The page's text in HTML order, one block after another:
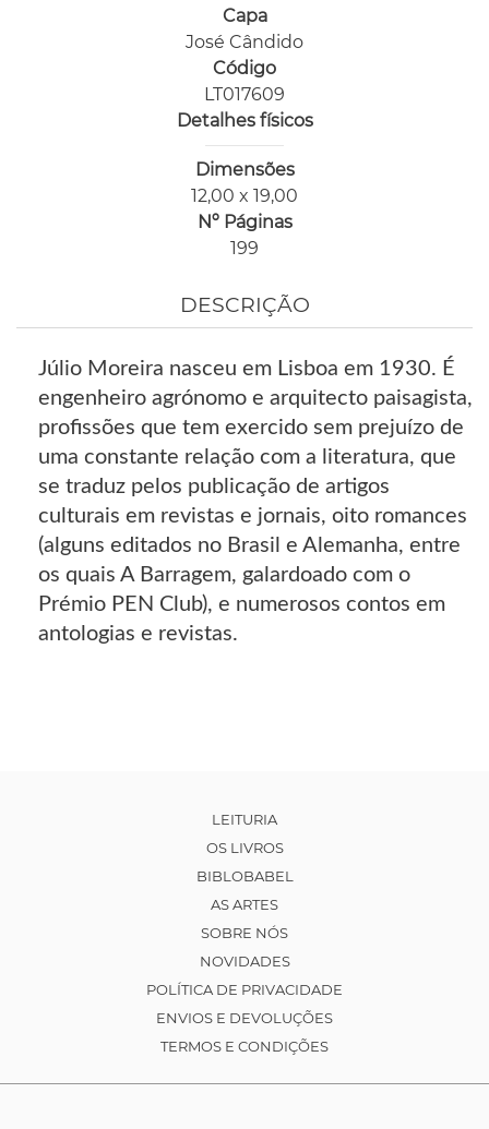
Capa
José Cândido
Código
LT017609
Detalhes físicos
Dimensões
12,00 x 19,00
Nº Páginas
199
DESCRIÇÃO
Júlio Moreira nasceu em Lisboa em 1930. É
engenheiro agrónomo e arquitecto paisagista,
profissões que tem exercido sem prejuízo de
uma constante relação com a literatura, que
se traduz pelos publicação de artigos
culturais em revistas e jornais, oito romances
(alguns editados no Brasil e Alemanha, entre
os quais A Barragem, galardoado com o
Prémio PEN Club), e numerosos contos em
antologias e revistas.
LEITURIA
OS LIVROS
BIBLOBABEL
AS ARTES
SOBRE NÓS
NOVIDADES
POLÍTICA DE PRIVACIDADE
ENVIOS E DEVOLUÇÕES
TERMOS E CONDIÇÕES